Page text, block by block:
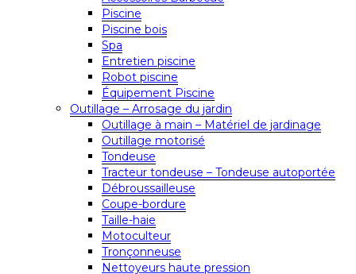
Piscine
Piscine bois
Spa
Entretien piscine
Robot piscine
Équipement Piscine
Outillage – Arrosage du jardin
Outillage à main – Matériel de jardinage
Outillage motorisé
Tondeuse
Tracteur tondeuse – Tondeuse autoportée
Débroussailleuse
Coupe-bordure
Taille-haie
Motoculteur
Tronçonneuse
Nettoyeurs haute pression